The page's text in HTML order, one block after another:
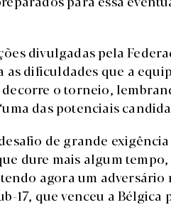
divulgadas pela
dificuldades que a
o torneio,
das potenciais
de grande
dure mais algum
agora um
17, que venceu a